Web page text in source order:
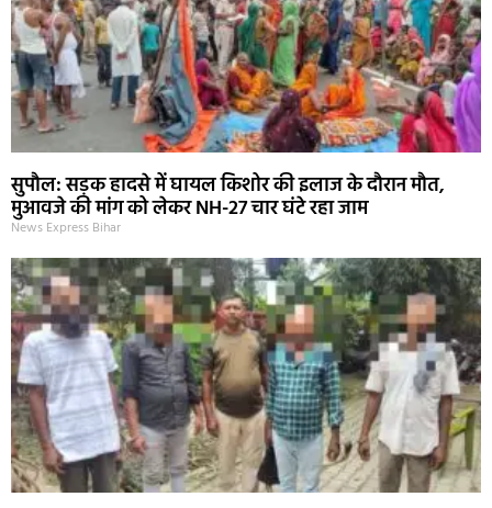
सुपौल: सड़क हादसे में घायल किशोर की इलाज के दौरान मौत,
मुआवजे की मांग को लेकर NH-27 चार घंटे रहा जाम
News Express Bihar